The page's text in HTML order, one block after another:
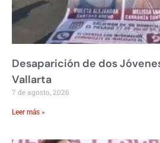
Desaparición de dos
Vallarta
7 de agosto, 2026
Leer más »